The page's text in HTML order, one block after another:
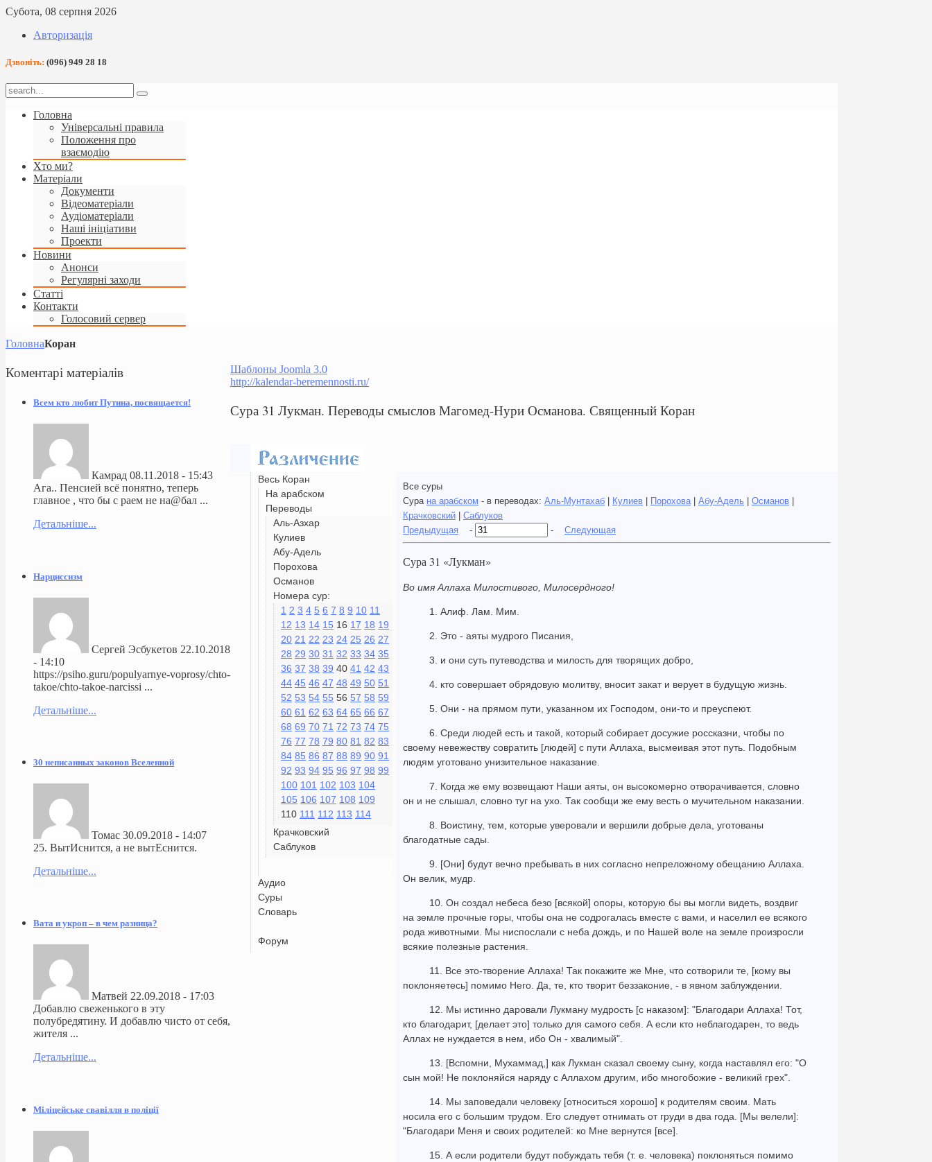
Субота, 08 серпня 2026
Авторизація
Дзвоніть: (096) 949 28 18
Головна
Універсальні правила
Положення про
взаємодію
Хто ми?
Матеріали
Документи
Відеоматеріали
Аудіоматеріали
Наші ініціативи
Проекти
Новини
Анонси
Регулярні заходи
Статті
Контакти
Голосовий сервер
ГоловнаКоран
Шаблоны Joomla 3.0
http://kalendar-beremennosti.ru/
Сура 31 Лукман. Переводы смыслов Магомед-Нури Османова. Священный Коран
Весь Коран
На арабском
Переводы
Аль-Азхар
Кулиев
Абу-Адель
Порохова
Османов
Номера сур:
1 2 3 4 5 6 7 8 9 10 11
12 13 14 15 16 17 18 19
20 21 22 23 24 25 26 27
28 29 30 31 32 33 34 35
36 37 38 39 40 41 42 43
44 45 46 47 48 49 50 51
52 53 54 55 56 57 58 59
60 61 62 63 64 65 66 67
68 69 70 71 72 73 74 75
76 77 78 79 80 81 82 83
84 85 86 87 88 89 90 91
92 93 94 95 96 97 98 99
100 101 102 103 104
105 106 107 108 109
110 111 112 113 114
Крачковский
Саблуков
Аудио
Суры
Словарь
Форум
Все суры
Сура на арабском - в переводах: Аль-Мунтахаб | Кулиев | Порохова | Абу-Адель | Османов |
Крачковский | Саблуков
Предыдущая - - Следующая
Сура 31 «Лукман»
Во имя Аллаха Милостивого, Милосердного!
1. Алиф. Лам. Мим.
2. Это - аяты мудрого Писания,
3. и они суть путеводства и милость для творящих добро,
4. кто совершает обрядовую молитву, вносит закат и верует в будущую жизнь.
5. Они - на прямом пути, указанном их Господом, они-то и преуспеют.
6. Среди людей есть и такой, который собирает досужие россказни, чтобы по
своему невежеству совратить [людей] с пути Аллаха, высмеивая этот путь. Подобным
людям уготовано унизительное наказание.
7. Когда же ему возвещают Наши аяты, он высокомерно отворачивается, словно
он и не слышал, словно туг на ухо. Так сообщи же ему весть о мучительном наказании.
8. Воистину, тем, которые уверовали и вершили добрые дела, уготованы
благодатные сады.
9. [Они] будут вечно пребывать в них согласно непреложному обещанию Аллаха.
Он велик, мудр.
10. Он создал небеса безо [всякой] опоры, которую бы вы могли видеть, воздвиг
на земле прочные горы, чтобы она не содрогалась вместе с вами, и населил ее всякого
рода животными. Мы ниспослали с неба дождь, и по Нашей воле на земле произросли
всякие полезные растения.
11. Все это-творение Аллаха! Так покажите же Мне, что сотворили те, [кому вы
поклоняетесь] помимо Него. Да, те, кто творит беззаконие, - в явном заблуждении.
12. Мы истинно даровали Лукману мудрость [с наказом]: "Благодари Аллаха! Тот,
кто благодарит, [делает это] только для самого себя. А если кто неблагодарен, то ведь
Аллах не нуждается в нем, ибо Он - хвалимый".
13. [Вспомни, Мухаммад,] как Лукман сказал своему сыну, когда наставлял его: "О
сын мой! Не поклоняйся наряду с Аллахом другим, ибо многобожие - великий грех".
14. Мы заповедали человеку [относиться хорошо] к родителям своим. Мать
носила его с большим трудом. Его следует отнимать от груди в два года. [Мы велели]:
"Благодари Меня и своих родителей: ко Мне вернутся [все].
15. А если родители будут побуждать тебя (т. е. человека) поклоняться помимо
Коментарі матеріалів
Всем кто любит Путина, посвящается!
Камрад 08.11.2018 - 15:43
Ага.. Пенсией всё понятно, теперь
главное , что бы с раем не на@бал ...
Детальніше...
Нарциссизм
Сергей Эсбукетов 22.10.2018
- 14:10
https://psiho.guru/populyarnye-voprosy/chto-
takoe/chto-takoe-narcissi ...
Детальніше...
30 неписанных законов Вселенной
Томас 30.09.2018 - 14:07
25. ВытИснится, а не вытЕснится.
Детальніше...
Вата и укроп – в чем разница?
Матвей 22.09.2018 - 17:03
Добавлю свеженького в эту
полубредятину. И добавлю чисто от себя,
жителя ...
Детальніше...
Міліцейське свавілля в поліції